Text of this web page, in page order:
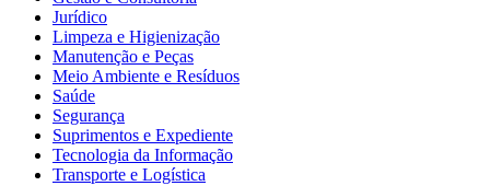
Jurídico
Limpeza e Higienização
Manutenção e Peças
Meio Ambiente e Resíduos
Saúde
Segurança
Suprimentos e Expediente
Tecnologia da Informação
Transporte e Logística